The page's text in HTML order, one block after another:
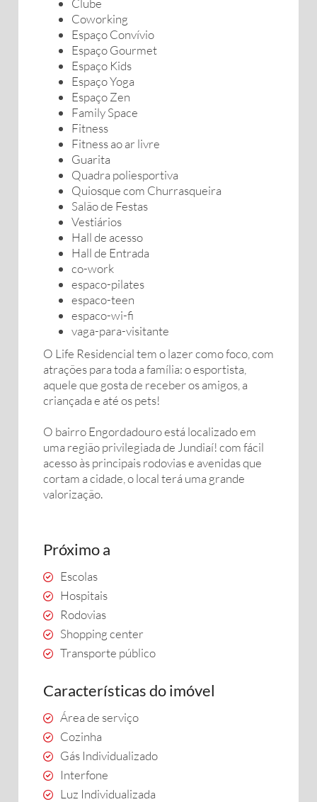
Clube
Coworking
Espaço Convívio
Espaço Gourmet
Espaço Kids
Espaço Yoga
Espaço Zen
Family Space
Fitness
Fitness ao ar livre
Guarita
Quadra poliesportiva
Quiosque com Churrasqueira
Salão de Festas
Vestiários
Hall de acesso
Hall de Entrada
co-work
espaco-pilates
espaco-teen
espaco-wi-fi
vaga-para-visitante
O Life Residencial tem o lazer como foco, com
atrações para toda a família: o esportista,
aquele que gosta de receber os amigos, a
criançada e até os pets!
O bairro Engordadouro está localizado em
uma região privilegiada de Jundiaí! com fácil
acesso às principais rodovias e avenidas que
cortam a cidade, o local terá uma grande
valorização.
Próximo a
Escolas
Hospitais
Rodovias
Shopping center
Transporte público
Características do imóvel
Área de serviço
Cozinha
Gás Individualizado
Interfone
Luz Individualizada